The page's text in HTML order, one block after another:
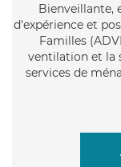
Bienveillante,
d'expérience et
Familles
ventilation et la
services de